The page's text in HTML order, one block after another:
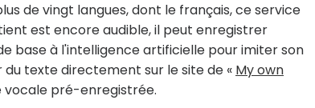
de vingt langues, dont le français, ce service
est encore audible, il peut enregistrer
base à l'intelligence artificielle pour imiter son
texte directement sur le site de « My own
vocale pré-enregistrée.